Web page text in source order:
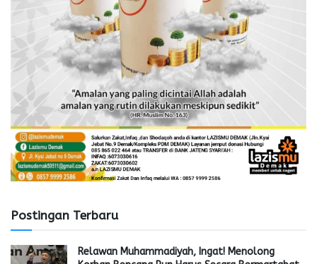
Postingan Terbaru
Relawan Muhammadiyah, Ingat! Menolong